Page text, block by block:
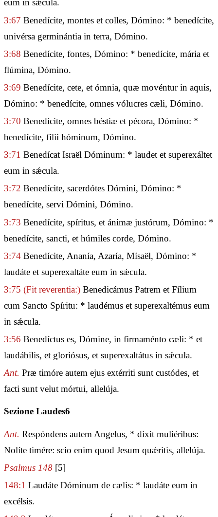
eum in sǽcula.
3:67 Benedícite, montes et colles, Dómino: * benedícite,
univérsa germinántia in terra, Dómino.
3:68 Benedícite, fontes, Dómino: * benedícite, mária et
flúmina, Dómino.
3:69 Benedícite, cete, et ómnia, quæ movéntur in aquis,
Dómino: * benedícite, omnes vólucres cæli, Dómino.
3:70 Benedícite, omnes béstiæ et pécora, Dómino: *
benedícite, fílii hóminum, Dómino.
3:71 Benedícat Israël Dóminum: * laudet et superexáltet
eum in sǽcula.
3:72 Benedícite, sacerdótes Dómini, Dómino: *
benedícite, servi Dómini, Dómino.
3:73 Benedícite, spíritus, et ánimæ justórum, Dómino: *
benedícite, sancti, et húmiles corde, Dómino.
3:74 Benedícite, Ananía, Azaría, Mísaël, Dómino: *
laudáte et superexaltáte eum in sǽcula.
3:75 (Fit reverentia:) Benedicámus Patrem et Fílium
cum Sancto Spíritu: * laudémus et superexaltémus eum
in sǽcula.
3:56 Benedíctus es, Dómine, in firmaménto cæli: * et
laudábilis, et gloriósus, et superexaltátus in sǽcula.
Ant. Præ timóre autem ejus extérriti sunt custódes, et
facti sunt velut mórtui, allelúja.
Sezione Laudes6
Ant. Respóndens autem Angelus, * dixit muliéribus:
Nolíte timére: scio enim quod Jesum quǽritis, allelúja.
Psalmus 148 [5]
148:1 Laudáte Dóminum de cælis: * laudáte eum in
excélsis.